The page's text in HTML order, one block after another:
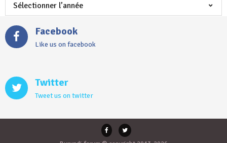
Facebook
Like us on facebook
Twitter
Tweet us on twitter